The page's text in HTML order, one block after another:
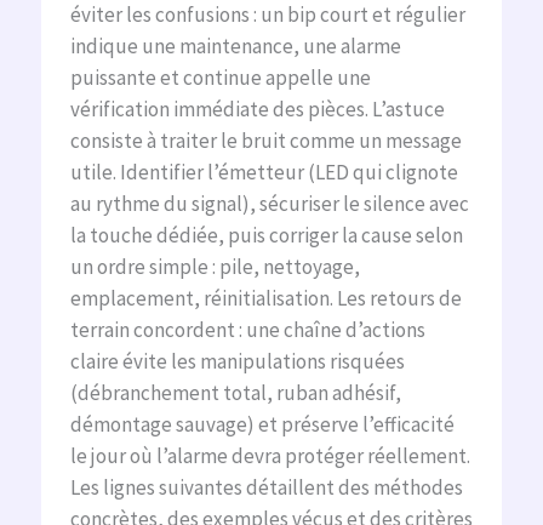
éviter les confusions : un bip court et régulier
indique une maintenance, une alarme
puissante et continue appelle une
vérification immédiate des pièces. L’astuce
consiste à traiter le bruit comme un message
utile. Identifier l’émetteur (LED qui clignote
au rythme du signal), sécuriser le silence avec
la touche dédiée, puis corriger la cause selon
un ordre simple : pile, nettoyage,
emplacement, réinitialisation. Les retours de
terrain concordent : une chaîne d’actions
claire évite les manipulations risquées
(débranchement total, ruban adhésif,
démontage sauvage) et préserve l’efficacité
le jour où l’alarme devra protéger réellement.
Les lignes suivantes détaillent des méthodes
concrètes, des exemples vécus et des critères